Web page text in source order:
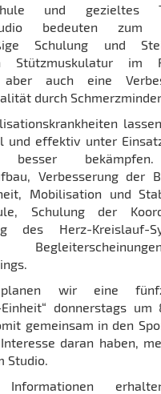
und gezieltes
bedeuten zum
Schulung und
Stützmuskulatur im
aber auch eine
durch
und effektiv unter
besser
Verbesserung der
Mobilisation und
Schulung der
des Herz-Kreislauf-
wir eine
Einheit“ donnerstags um
gemeinsam in den
daran haben,
Studio.
Informationen